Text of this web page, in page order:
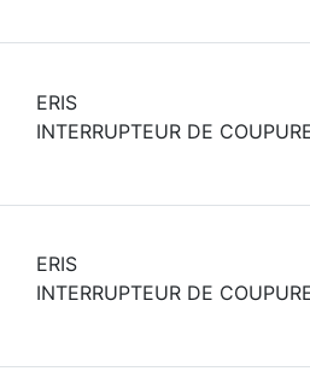
ERIS
INTERRUPTEUR DE
ERIS
INTERRUPTEUR DE